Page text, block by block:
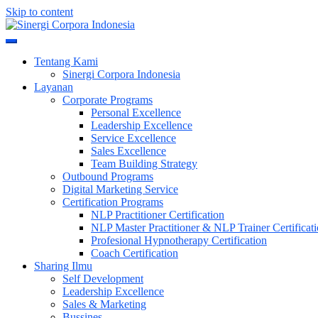
Skip to content
Sinergi Corpora Indonesia
Tentang Kami
Sinergi Corpora Indonesia
Layanan
Corporate Programs
Personal Excellence
Leadership Excellence
Service Excellence
Sales Excellence
Team Building Strategy
Outbound Programs
Digital Marketing Service
Certification Programs
NLP Practitioner Certification
NLP Master Practitioner & NLP Trainer
Profesional Hypnotherapy Certification
Coach Certification
Sharing Ilmu
Self Development
Leadership Excellence
Sales & Marketing